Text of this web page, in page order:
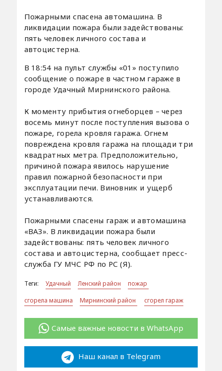
Пожарными спасена автомашина. В
ликвидации пожара были задействованы:
пять человек личного состава и
автоцистерна.
В 18:54 на пульт службы «01» поступило
сообщение о пожаре в частном гараже в
городе Удачный Мирнинского района.
К моменту прибытия огнеборцев – через
восемь минут после поступления вызова о
пожаре, горела кровля гаража. Огнем
повреждена кровля гаража на площади три
квадратных метра. Предположительно,
причиной пожара явилось нарушение
правил пожарной безопасности при
эксплуатации печи. Виновник и ущерб
устанавливаются.
Пожарными спасены гараж и автомашина
«ВАЗ». В ликвидации пожара были
задействованы: пять человек личного
состава и автоцистерна, сообщает пресс-
служба ГУ МЧС РФ по РС (Я).
Теги: Удачный Ленский район
пожар
сгорела машина
Мирнинский район сгорел гараж
Самые важные новости в WhatsApp
Наш канал в Telegram